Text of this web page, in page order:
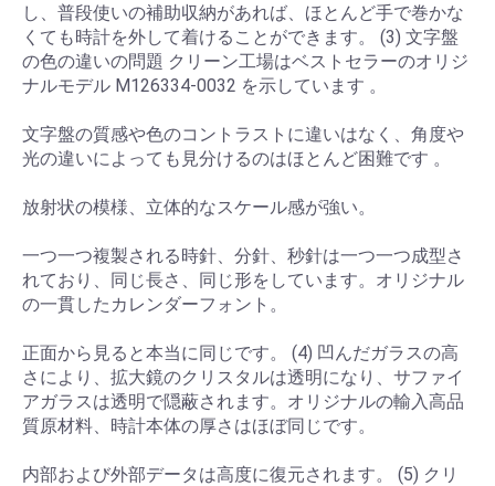
し、普段使いの補助収納があれば、ほとんど手で巻かな
くても時計を外して着けることができます。 (3) 文字盤
の色の違いの問題 クリーン工場はベストセラーのオリジ
ナルモデル M126334-0032 を示しています 。
文字盤の質感や色のコントラストに違いはなく、角度や
光の違いによっても見分けるのはほとんど困難です 。
放射状の模様、立体的なスケール感が強い。
一つ一つ複製される時針、分針、秒針は一つ一つ成型さ
れており、同じ長さ、同じ形をしています。オリジナル
の一貫したカレンダーフォント。
正面から見ると本当に同じです。 (4) 凹んだガラスの高
さにより、拡大鏡のクリスタルは透明になり、サファイ
アガラスは透明で隠蔽されます。オリジナルの輸入高品
質原材料、時計本体の厚さはほぼ同じです。
内部および外部データは高度に復元されます。 (5) クリ